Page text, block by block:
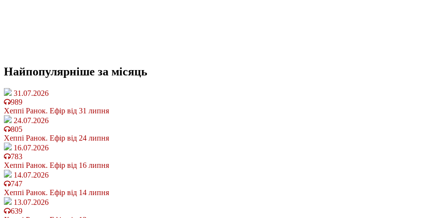
Найпопулярніше за місяць
31.07.2026
989
Хеппі Ранок. Ефір від 31 липня
24.07.2026
805
Хеппі Ранок. Ефір від 24 липня
16.07.2026
783
Хеппі Ранок. Ефір від 16 липня
14.07.2026
747
Хеппі Ранок. Ефір від 14 липня
13.07.2026
639